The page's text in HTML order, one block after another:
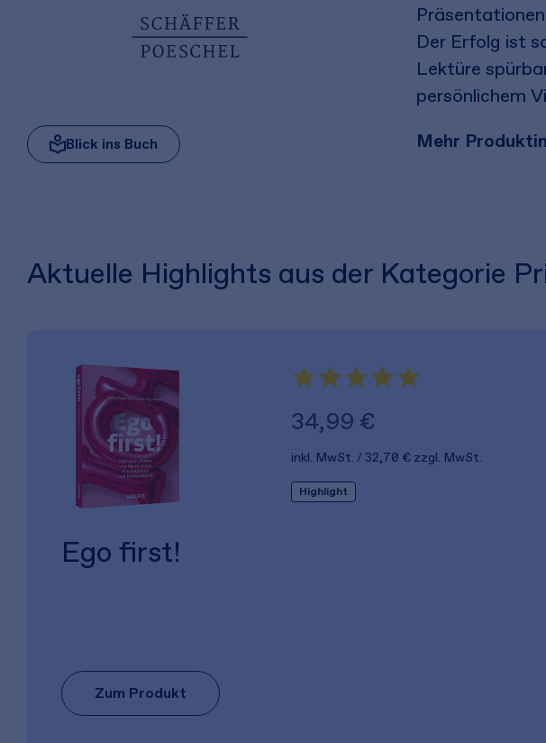
Blick ins Buch
Der Erfolg ist
Lektüre
persönlichem
Mehr
Aktuelle Highlights aus der Kategorie
34,99 €
inkl. MwSt. 32,70 € zzgl. MwSt.
Highlight
Ego first!
Zum Produkt